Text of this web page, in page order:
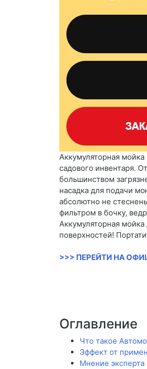
Аккумуляторная
садового инвентаря.
большинством
насадка для подачи
абсолютно не
фильтром в бочку,
Аккумуляторная
поверхностей!
>>> ПЕРЕЙТИ НА
Оглавление
Что такое
Эффект от
Мнение эксперта